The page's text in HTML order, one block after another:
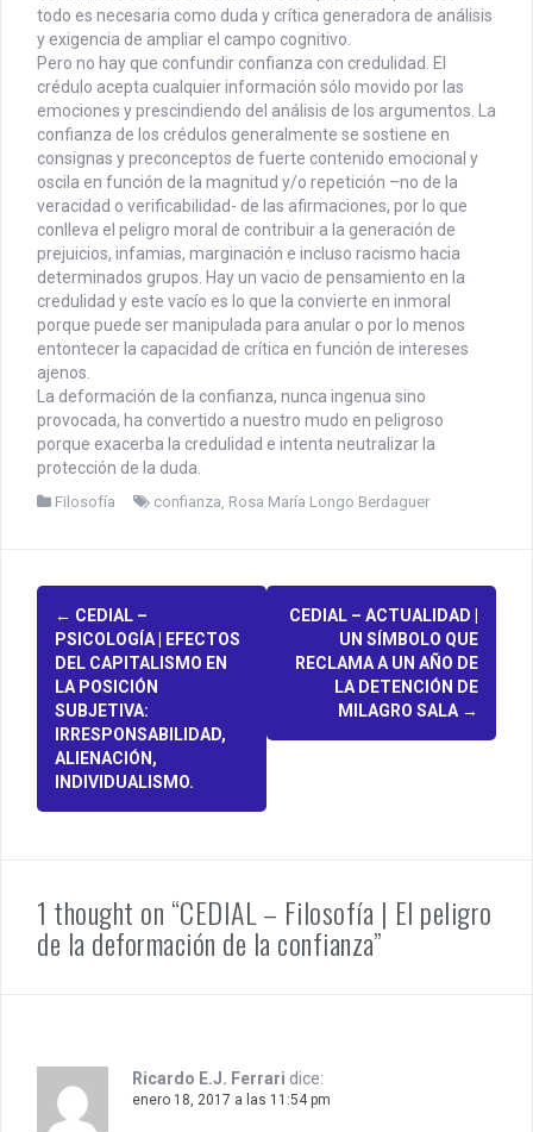
todo es necesaria como duda y crítica generadora de análisis
y exigencia de ampliar el campo cognitivo.
Pero no hay que confundir confianza con credulidad. El
crédulo acepta cualquier información sólo movido por las
emociones y prescindiendo del análisis de los argumentos. La
confianza de los crédulos generalmente se sostiene en
consignas y preconceptos de fuerte contenido emocional y
oscila en función de la magnitud y/o repetición –no de la
veracidad o verificabilidad- de las afirmaciones, por lo que
conlleva el peligro moral de contribuir a la generación de
prejuicios, infamias, marginación e incluso racismo hacia
determinados grupos. Hay un vacio de pensamiento en la
credulidad y este vacío es lo que la convierte en inmoral
porque puede ser manipulada para anular o por lo menos
entontecer la capacidad de crítica en función de intereses
ajenos.
La deformación de la confianza, nunca ingenua sino
provocada, ha convertido a nuestro mudo en peligroso
porque exacerba la credulidad e intenta neutralizar la
protección de la duda.
Filosofía confianza, Rosa María Longo Berdaguer
n
i
g
← CEDIAL –
PSICOLOGÍA | EFECTOS
DEL CAPITALISMO EN
LA POSICIÓN
SUBJETIVA:
IRRESPONSABILIDAD,
ALIENACIÓN,
INDIVIDUALISMO.
CEDIAL – ACTUALIDAD |
UN SÍMBOLO QUE
RECLAMA A UN AÑO DE
LA DETENCIÓN DE
MILAGRO SALA →
1 thought on “CEDIAL – Filosofía | El peligro
de la deformación de la confianza”
Ricardo E.J. Ferrari dice:
enero 18, 2017 a las 11:54 pm